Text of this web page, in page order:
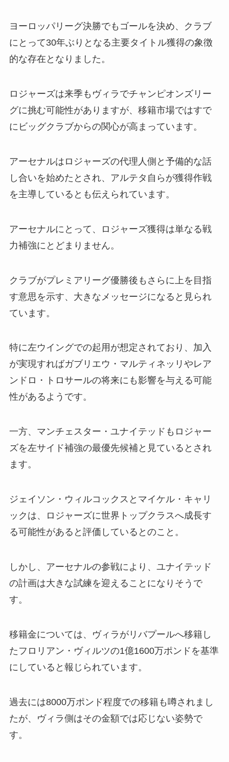
ヨーロッパリーグ決勝でもゴールを決め、クラブ
にとって30年ぶりとなる主要タイトル獲得の象徴
的な存在となりました。
ロジャーズは来季もヴィラでチャンピオンズリー
グに挑む可能性がありますが、移籍市場ではすで
にビッグクラブからの関心が高まっています。
アーセナルはロジャーズの代理人側と予備的な話
し合いを始めたとされ、アルテタ自らが獲得作戦
を主導しているとも伝えられています。
アーセナルにとって、ロジャーズ獲得は単なる戦
力補強にとどまりません。
クラブがプレミアリーグ優勝後もさらに上を目指
す意思を示す、大きなメッセージになると見られ
ています。
特に左ウイングでの起用が想定されており、加入
が実現すればガブリエウ・マルティネッリやレア
ンドロ・トロサールの将来にも影響を与える可能
性があるようです。
一方、マンチェスター・ユナイテッドもロジャー
ズを左サイド補強の最優先候補と見ているとされ
ます。
ジェイソン・ウィルコックスとマイケル・キャリ
ックは、ロジャーズに世界トップクラスへ成長す
る可能性があると評価しているとのこと。
しかし、アーセナルの参戦により、ユナイテッド
の計画は大きな試練を迎えることになりそうで
す。
移籍金については、ヴィラがリバプールへ移籍し
たフロリアン・ヴィルツの1億1600万ポンドを基準
にしていると報じられています。
過去には8000万ポンド程度での移籍も噂されまし
たが、ヴィラ側はその金額では応じない姿勢で
す。